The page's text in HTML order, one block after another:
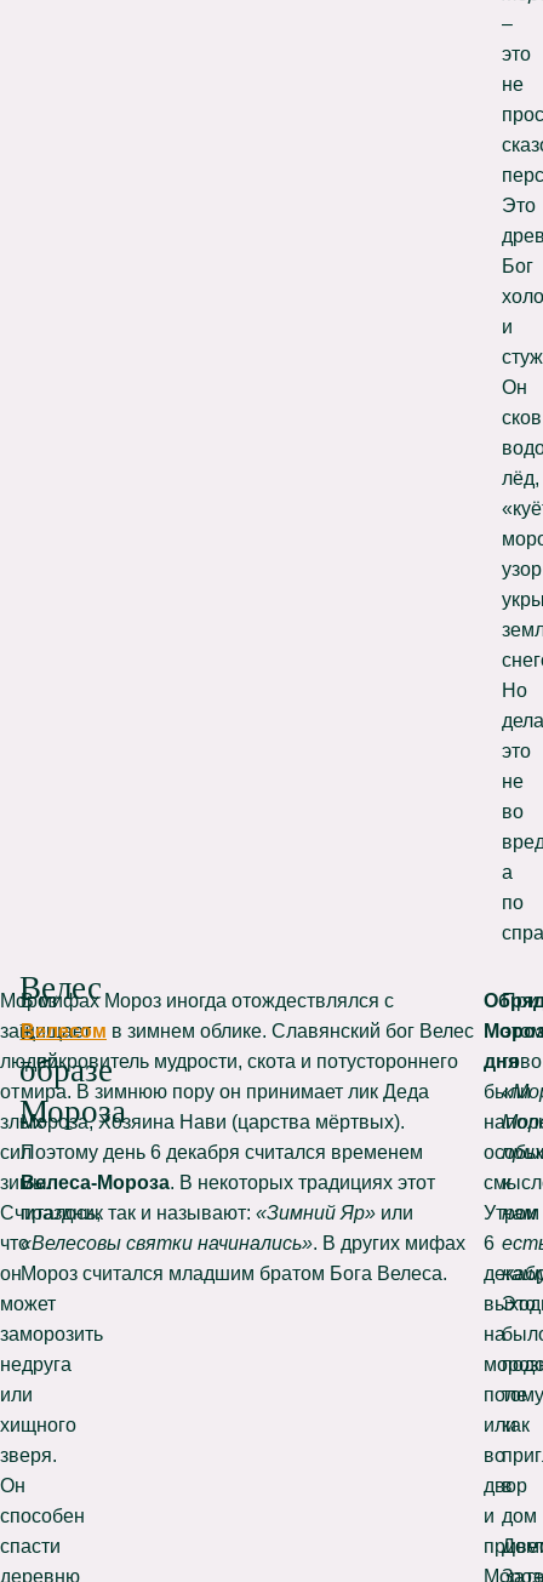
–
это
не
Это
Бог
и
Он
лёд,
Но
это
не
во
а
по
Мороз
защищает
людей
от
злых
сил
зимы.
Считалось,
что
он
может
заморозить
недруга
или
хищного
зверя.
Он
способен
спасти
деревню
Велес
в
образе
Мороза
В мифах Мороз иногда отождествлялся с
Велесом в зимнем облике. Славянский бог Велес
– покровитель мудрости, скота и потустороннего
мира. В зимнюю пору он принимает лик Деда
Мороза, Хозяина Нави (царства мёртвых).
Поэтому день 6 декабря считался временем
Велеса-Мороза. В некоторых традициях этот
праздник так и называют: «Зимний Яр» или
«Велесовы святки начинались». В других мифах
Мороз считался младшим братом Бога Велеса.
дня
были
Утром
6
на
поле
или
во
двор
и
При
этом
к
нам
Это
как
в
дом